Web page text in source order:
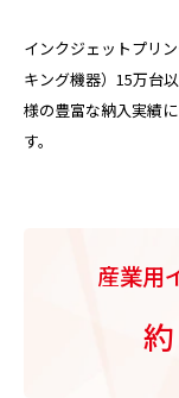
インクジェットプリ
キング機器）15万台
様の豊富な納入実績
す。
産業用
約